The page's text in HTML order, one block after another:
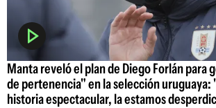
Manta reveló el plan de Diego Forlán para
de pertenencia" en la selección uruguaya:
historia espectacular, la estamos